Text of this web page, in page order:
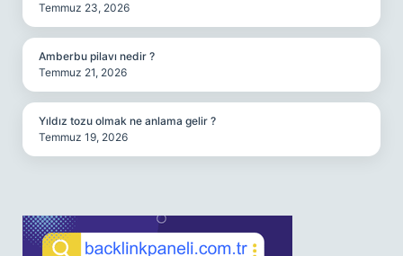
Temmuz 23, 2026
Amberbu pilavı nedir ?
Temmuz 21, 2026
Yıldız tozu olmak ne anlama gelir ?
Temmuz 19, 2026